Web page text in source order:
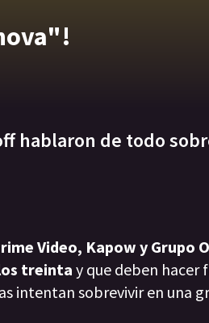
hablaron de todo
Video, Kapow y Grupo
treinta y que deben hacer
intentan sobrevivir en una